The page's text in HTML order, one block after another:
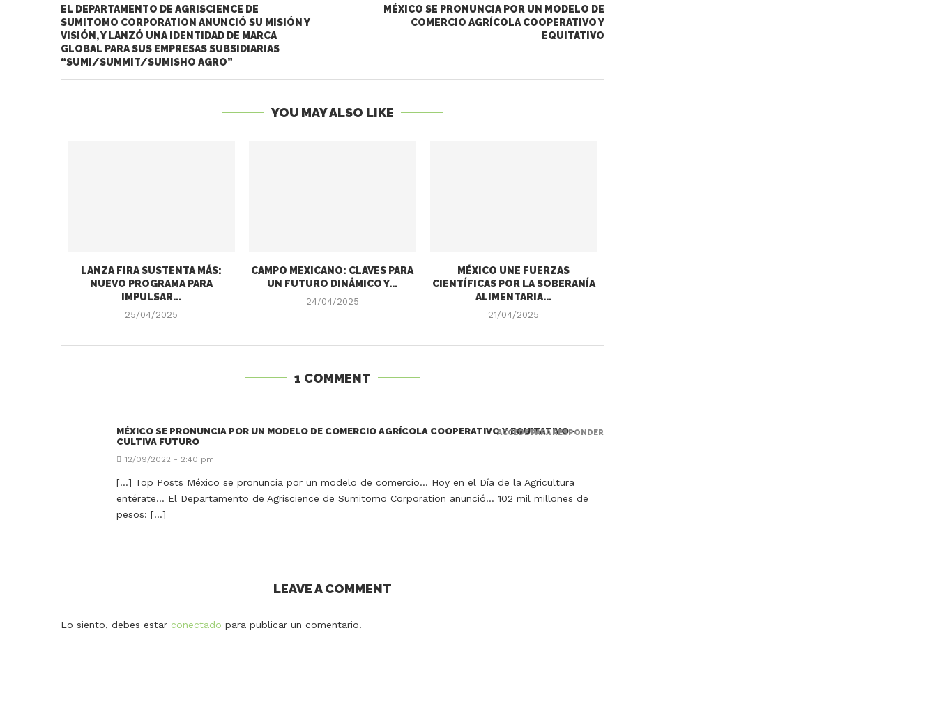
EL DEPARTAMENTO DE AGRISCIENCE DE
SUMITOMO CORPORATION ANUNCIÓ SU MISIÓN Y
VISIÓN, Y LANZÓ UNA IDENTIDAD DE MARCA
GLOBAL PARA SUS EMPRESAS SUBSIDIARIAS
“SUMI/SUMMIT/SUMISHO AGRO”
MÉXICO SE PRONUNCIA POR UN MODELO DE
COMERCIO AGRÍCOLA COOPERATIVO Y
EQUITATIVO
YOU MAY ALSO LIKE
LANZA FIRA SUSTENTA MÁS:
NUEVO PROGRAMA PARA
IMPULSAR...
25/04/2025
CAMPO MEXICANO: CLAVES PARA
UN FUTURO DINÁMICO Y...
24/04/2025
MÉXICO UNE FUERZAS
CIENTÍFICAS POR LA SOBERANÍA
ALIMENTARIA...
21/04/2025
1 COMMENT
MÉXICO SE PRONUNCIA POR UN MODELO DE COMERCIO AGRÍCOLA COOPERATIVO Y EQUITATIVO -
CULTIVA FUTURO
12/09/2022 - 2:40 pm
[…] Top Posts México se pronuncia por un modelo de comercio… Hoy en el Día de la Agricultura
entérate… El Departamento de Agriscience de Sumitomo Corporation anunció… 102 mil millones de
pesos: […]
ACCEDE PARA RESPONDER
LEAVE A COMMENT
Lo siento, debes estar conectado para publicar un comentario.